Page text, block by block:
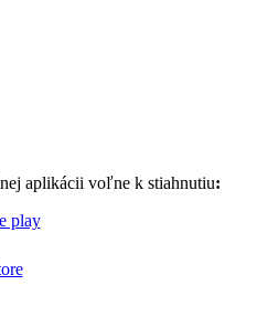
aplikácii voľne k stiahnutiu: